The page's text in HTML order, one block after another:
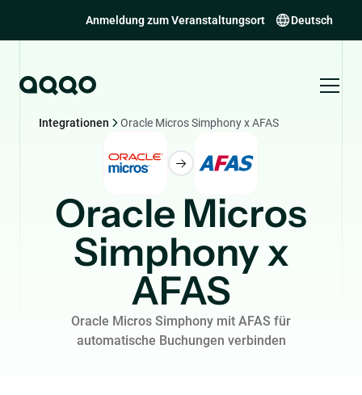
Anmeldung zum Veranstaltungsort Deutsch
Integrationen Oracle Micros Simphony x AFAS
Oracle Micros
Simphony x
AFAS
Oracle Micros Simphony mit AFAS für
automatische Buchungen verbinden